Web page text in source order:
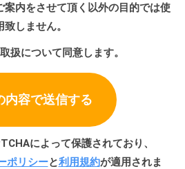
案内をさせて頂く以外の目的では使
致しません。
扱について同意します。
によって保護されており、
ポリシーと利用規約が適用されま